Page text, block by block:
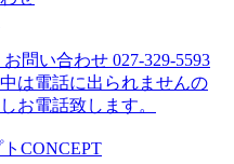
は電話に出られませんの
お電話致します。
CONCEPT